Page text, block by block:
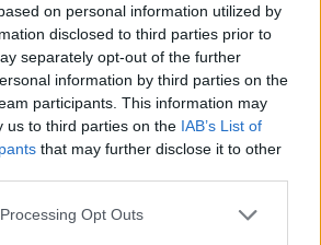
on personal information utilized by
disclosed to third parties prior to
separately opt-out of the further
information by third parties on the
participants. This information may
us to third parties on the IAB’s List of
that may further disclose it to other
Opt Outs
Conductor
desde:09/06/2022